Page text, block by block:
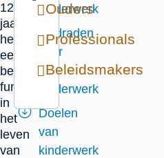
12
jaar,
heeft
een
belangrijke
functie
in
het
leven
van
kinderwerk
Leidraden
voor
het
kinderwerk
Doelen
van
kinderwerk
Ouders
Professionals
Beleidsmakers